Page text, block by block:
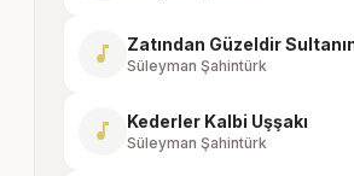
music_note Süleyman Şahintürk
music_note Kederler Kalbi Uşşakı
Süleyman Şahintürk